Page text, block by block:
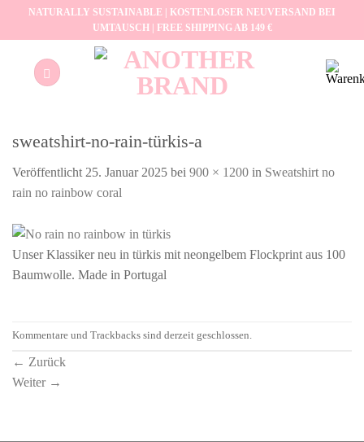
NATURALLY SUSTAINABLE | KOSTENLOSER NEUVERSAND BEI
UMTAUSCH | FREE SHIPPING AB 149 €
sweatshirt-no-rain-türkis-a
Veröffentlicht 25. Januar 2025 bei 900 × 1200 in Sweatshirt no
rain no rainbow coral
Unser Klassiker neu in türkis mit neongelbem Flockprint aus 100
Baumwolle. Made in Portugal
Kommentare und Trackbacks sind derzeit geschlossen.
← Zurück
Weiter →